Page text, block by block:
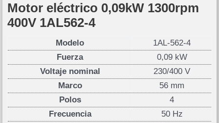
Motor eléctrico 0,09kW 1300rpm
400V 1AL562-4
Modelo
1AL-562-4
Fuerza
0,09 kW
Voltaje nominal
230/400 V
Marco
56 mm
Polos
4
Frecuencia
50 Hz